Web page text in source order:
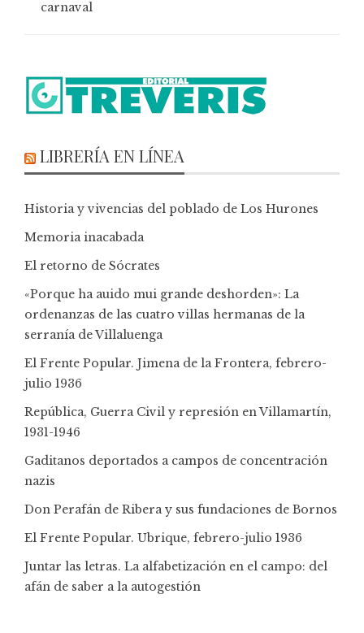
carnaval
LIBRERÍA EN LÍNEA
Historia y vivencias del poblado de Los Hurones
Memoria inacabada
El retorno de Sócrates
«Porque ha auido mui grande deshorden»: La
ordenanzas de las cuatro villas hermanas de la
serranía de Villaluenga
El Frente Popular. Jimena de la Frontera, febrero-
julio 1936
República, Guerra Civil y represión en Villamartín,
1931-1946
Gaditanos deportados a campos de concentración
nazis
Don Perafán de Ribera y sus fundaciones de Bornos
El Frente Popular. Ubrique, febrero-julio 1936
Juntar las letras. La alfabetización en el campo: del
afán de saber a la autogestión